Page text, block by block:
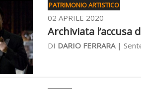
PATRIMONIO ARTISTICO
02 APRILE 2020
Archiviata l’accusa
DI DARIO FERRARA|